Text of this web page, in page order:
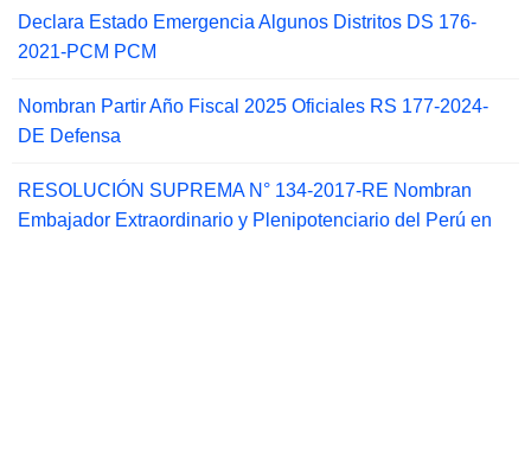
Declara Estado Emergencia Algunos Distritos DS 176-
2021-PCM PCM
Nombran Partir Año Fiscal 2025 Oficiales RS 177-2024-
DE Defensa
RESOLUCIÓN SUPREMA N° 134-2017-RE Nombran
Embajador Extraordinario y Plenipotenciario del Perú en